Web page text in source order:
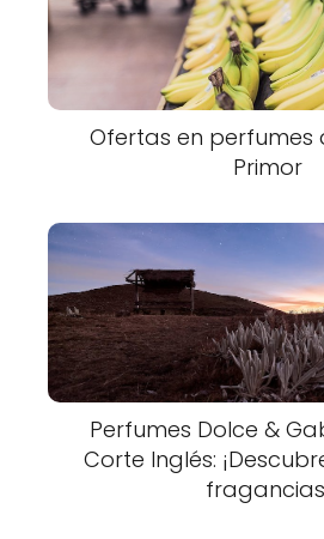
Ofertas en perfumes
Primor
Perfumes Dolce &
Corte Inglés: